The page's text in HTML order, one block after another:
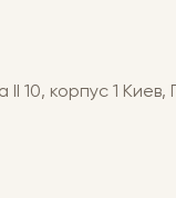
10, корпус 1